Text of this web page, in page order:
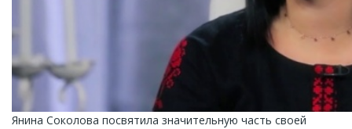
Янина Соколова посвятила значительную часть своей